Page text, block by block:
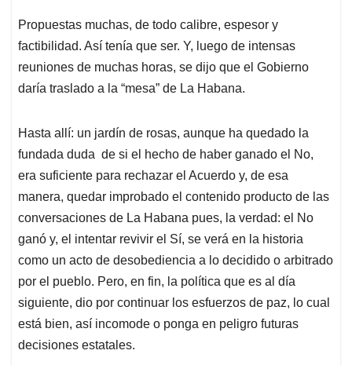
Propuestas muchas, de todo calibre, espesor y
factibilidad. Así tenía que ser. Y, luego de intensas
reuniones de muchas horas, se dijo que el Gobierno
daría traslado a la “mesa” de La Habana.
Hasta allí: un jardín de rosas, aunque ha quedado la
fundada duda de si el hecho de haber ganado el No,
era suficiente para rechazar el Acuerdo y, de esa
manera, quedar improbado el contenido producto de las
conversaciones de La Habana pues, la verdad: el No
ganó y, el intentar revivir el Sí, se verá en la historia
como un acto de desobediencia a lo decidido o arbitrado
por el pueblo. Pero, en fin, la política que es al día
siguiente, dio por continuar los esfuerzos de paz, lo cual
está bien, así incomode o ponga en peligro futuras
decisiones estatales.